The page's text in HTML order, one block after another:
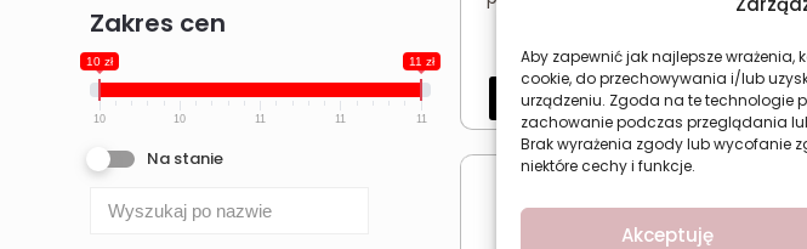
Aby zapewnić jak najlepsze wrażenia,
cookie, do przechowywania i/lub
urządzeniu. Zgoda na te technologie
zachowanie podczas przeglądania
Brak wyrażenia zgody lub wycofanie
niektóre cechy i funkcje.
Akceptuję
Zakres cen
10 zł 11 zł
10 10 11 11 11
Na stanie
10,44zł
Dodaj do koszyka